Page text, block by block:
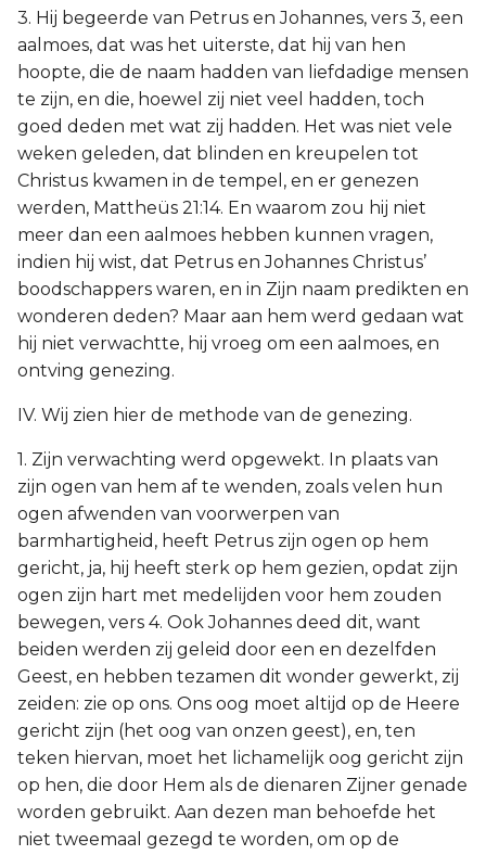
3. Hij begeerde van Petrus en Johannes, vers 3, een
aalmoes, dat was het uiterste, dat hij van hen
hoopte, die de naam hadden van liefdadige mensen
te zijn, en die, hoewel zij niet veel hadden, toch
goed deden met wat zij hadden. Het was niet vele
weken geleden, dat blinden en kreupelen tot
Christus kwamen in de tempel, en er genezen
werden, Mattheüs 21:14. En waarom zou hij niet
meer dan een aalmoes hebben kunnen vragen,
indien hij wist, dat Petrus en Johannes Christus’
boodschappers waren, en in Zijn naam predikten en
wonderen deden? Maar aan hem werd gedaan wat
hij niet verwachtte, hij vroeg om een aalmoes, en
ontving genezing.
IV. Wij zien hier de methode van de genezing.
1. Zijn verwachting werd opgewekt. In plaats van
zijn ogen van hem af te wenden, zoals velen hun
ogen afwenden van voorwerpen van
barmhartigheid, heeft Petrus zijn ogen op hem
gericht, ja, hij heeft sterk op hem gezien, opdat zijn
ogen zijn hart met medelijden voor hem zouden
bewegen, vers 4. Ook Johannes deed dit, want
beiden werden zij geleid door een en dezelfden
Geest, en hebben tezamen dit wonder gewerkt, zij
zeiden: zie op ons. Ons oog moet altijd op de Heere
gericht zijn (het oog van onzen geest), en, ten
teken hiervan, moet het lichamelijk oog gericht zijn
op hen, die door Hem als de dienaren Zijner genade
worden gebruikt. Aan dezen man behoefde het
niet tweemaal gezegd te worden, om op de